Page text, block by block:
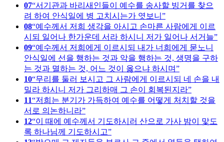
07 서기관과 바리새인들이 예수를 송사할 빙거를 찾으
려 하여 안식일에 병 고치시는가 엿보니
08 예수께서 저희 생각을 아시고 손마른 사람에게 이르
시되 일어나 한가운데 서라 하시니 저가 일어나 서거늘
09 예수께서 저희에게 이르시되 내가 너희에게 묻노니
안식일에 선을 행하는 것과 악을 행하는 것, 생명을 구하
는 것과 멸하는 것, 어느 것이 옳으냐 하시며
10 무리를 둘러 보시고 그 사람에게 이르시되 네 손을 내
밀라 하시니 저가 그리하매 그 손이 회복된지라
11 저희는 분기가 가득하여 예수를 어떻게 처치할 것을
서로 의논하니라
12 이 때에 예수께서 기도하시러 산으로 가사 밤이 맟도
록 하나님께 기도하시고